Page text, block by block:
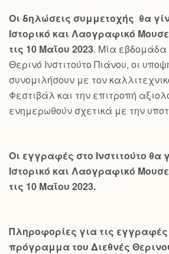
Οι δηλώσεις συμμετοχής θα
Ιστορικό και Λαογραφικό
τις 10 Μαΐου 2023. Μία εβδομάδα
Θερινό Ινστιτούτο Πιάνου, οι
συνομιλήσουν με τον
Φεστιβάλ και την επιτροπή
ενημερωθούν σχετικά με την
Οι εγγραφές στο Ινστιτούτο θα
Ιστορικό και Λαογραφικό
τις 10 Μαΐου 2023.
Πληροφορίες για τις εγγραφές
πρόγραμμα του Διεθνές